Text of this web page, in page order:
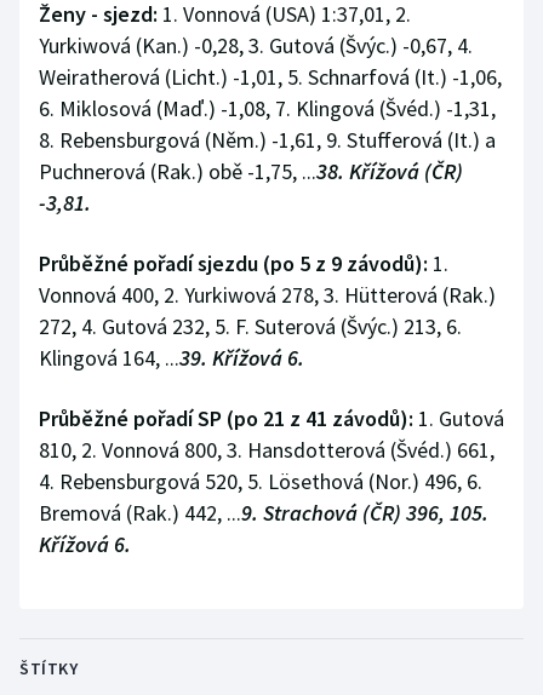
Olympijské hry
Parasport
Plavání
Plážový volejbal
Ragby
Rychlobruslení
Short track
Sportovní střelba
Veslování
Ženy - sjezd: 1. Vonnová (USA) 1:37,01, 2.
Yurkiwová (Kan.) -0,28, 3. Gutová (Švýc.) -0,67, 4.
Weiratherová (Licht.) -1,01, 5. Schnarfová (It.) -1,06,
6. Miklosová (Maď.) -1,08, 7. Klingová (Švéd.) -1,31,
8. Rebensburgová (Něm.) -1,61, 9. Stufferová (It.) a
Puchnerová (Rak.) obě -1,75, ...38. Křížová (ČR)
-3,81.
Průběžné pořadí sjezdu (po 5 z 9 závodů): 1.
Vonnová 400, 2. Yurkiwová 278, 3. Hütterová (Rak.)
272, 4. Gutová 232, 5. F. Suterová (Švýc.) 213, 6.
Klingová 164, ...39. Křížová 6.
Průběžné pořadí SP (po 21 z 41 závodů): 1. Gutová
810, 2. Vonnová 800, 3. Hansdotterová (Švéd.) 661,
4. Rebensburgová 520, 5. Lösethová (Nor.) 496, 6.
Bremová (Rak.) 442, ...9. Strachová (ČR) 396, 105.
Křížová 6.
ŠTÍTKY